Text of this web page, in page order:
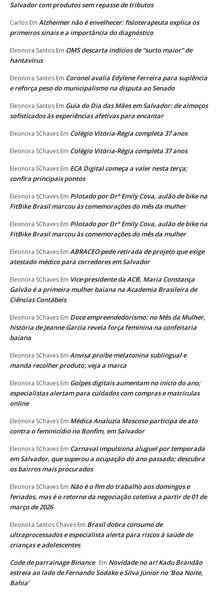
Salvador com produtos sem repasse de tributos
Carlos Em Alzheimer não é envelhecer: fisioterapeuta explica os
primeiros sinais e a importância do diagnóstico
Eleonora Santos Em OMS descarta indícios de “surto maior” de
hantavírus
Eleonora Santos Em Coronel avalia Edylene Ferreira para suplência
e reforça peso do municipalismo na disputa ao Senado
Eleonora Santos Em Guia do Dia das Mães em Salvador: de almoços
sofisticados às experiências afetivas para encantar
Eleonora SChaves Em Colégio Vitória-Régia completa 37 anos
Eleonora SChaves Em Colégio Vitória-Régia completa 37 anos
Eleonora SChaves Em ECA Digital começa a valer nesta terça;
confira principais pontos
Eleonora SChaves Em Pilotado por Drª Emily Cova, aulão de bike na
FitBike Brasil marcou às comemorações do mês da mulher
Eleonora SChaves Em Pilotado por Drª Emily Cova, aulão de bike na
FitBike Brasil marcou às comemorações do mês da mulher
Eleonora SChaves Em ABRACEO pede retirada de projeto que exige
atestado médico para corredores em Salvador
Eleonora SChaves Em Vice-presidente da ACB, Maria Constança
Galvão é a primeira mulher baiana na Academia Brasileira de
Ciências Contábeis
Eleonora SChaves Em Doce empreendedorismo: no Mês da Mulher,
história de Jeanne Garcia revela força feminina na confeitaria
baiana
Eleonora SChaves Em Anvisa proíbe melatonina sublingual e
manda recolher produto; veja a marca
Eleonora SChaves Em Golpes digitais aumentam no início do ano;
especialistas alertam para cuidados com compras e matrículas
online
Eleonora SChaves Em Médica Analuzia Moscoso participa de ato
contra o feminicídio no Bonfim, em Salvador
Eleonora SChaves Em Carnaval impulsiona aluguel por temporada
em Salvador, que superou a ocupação do ano passado; descubra
os bairros mais procurados
Eleonora SChaves Em Não é o fim do trabalho aos domingos e
feriados, mas é o retorno da negociação coletiva a partir de 01 de
março de 2026
Eleonora Santos Chaves Em Brasil dobra consumo de
ultraprocessados e especialista alerta para riscos à saúde de
crianças e adolescentes
Code de parrainage Binance Em Novidade no ar! Kadu Brandão
estreia ao lado de Fernando Sodake e Silva Júnior no ‘Boa Noite,
Bahia’